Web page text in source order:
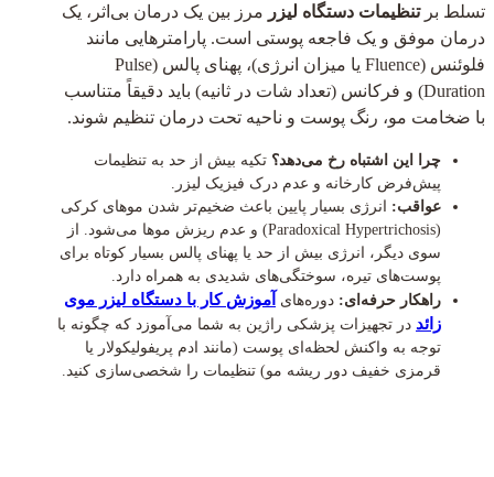
تسلط برتنظیمات دستگاه لیزر مرز بین یک درمان بی‌اثر، یک
درمان موفق و یک فاجعه پوستی است. پارامترهایی مانند
فلوئنس (Fluence یا میزان انرژی)، پهنای پالس (Pulse
Duration) و فرکانس (تعداد شات در ثانیه) باید دقیقاً متناسب
با ضخامت مو، رنگ پوست و ناحیه تحت درمان تنظیم شوند.
چرا این اشتباه رخ می‌دهد؟ تکیه بیش از حد به تنظیمات
پیش‌فرض کارخانه و عدم درک فیزیک لیزر.
عواقب: انرژی بسیار پایین باعث ضخیم‌تر شدن موهای کرکی
(Paradoxical Hypertrichosis) و عدم ریزش موها می‌شود. از
سوی دیگر، انرژی بیش از حد یا پهنای پالس بسیار کوتاه برای
پوست‌های تیره، سوختگی‌های شدیدی به همراه دارد.
راهکار حرفه‌ای: دوره‌های آموزش کار با دستگاه لیزر موی
زائد در تجهیزات پزشکی راژین به شما می‌آموزد که چگونه با
توجه به واکنش لحظه‌ای پوست (مانند ادم پريفولیکولار یا
قرمزی خفیف دور ریشه مو) تنظیمات را شخصی‌سازی کنید.